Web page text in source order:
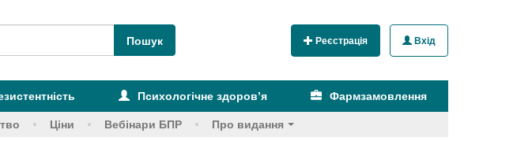
Реєстрація Вхід
Психологічне здоров’я Фармзамовлення
Ціни Вебінари БПР Про видання